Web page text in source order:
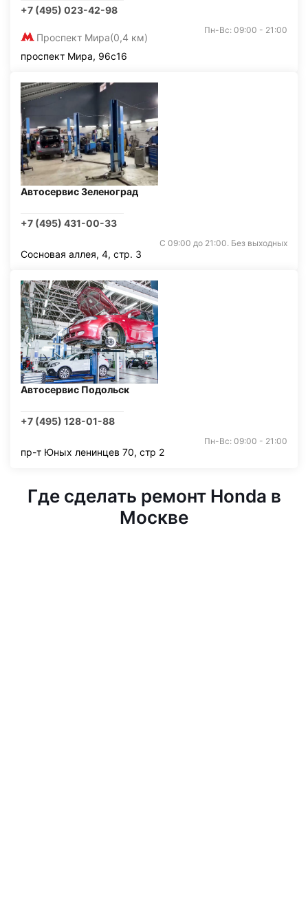
+7 (495) 023-42-98
Проспект Мира(0,4 км)
Пн-Вс: 09:00 - 21:00
проспект Мира, 96с16
Автосервис Зеленоград
+7 (495) 431-00-33
С 09:00 до 21:00. Без выходных
Сосновая аллея, 4, стр. 3
Автосервис Подольск
+7 (495) 128-01-88
Пн-Вс: 09:00 - 21:00
пр-т Юных ленинцев 70, стр 2
Где сделать ремонт Honda в
Москве